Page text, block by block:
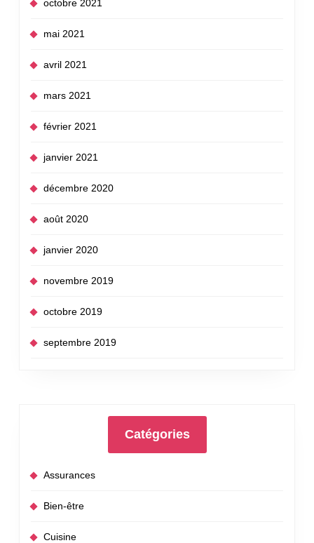
octobre 2021
mai 2021
avril 2021
mars 2021
février 2021
janvier 2021
décembre 2020
août 2020
janvier 2020
novembre 2019
octobre 2019
septembre 2019
Catégories
Assurances
Bien-être
Cuisine